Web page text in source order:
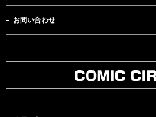
お問い合わせ